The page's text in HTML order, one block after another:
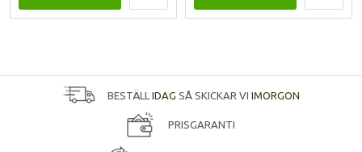
BESTÄLL IDAG SÅ SKICKAR VI IMORGON
PRISGARANTI